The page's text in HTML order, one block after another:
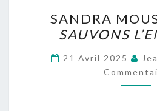
SANDRA
SAUVONS
21 Avril 2025